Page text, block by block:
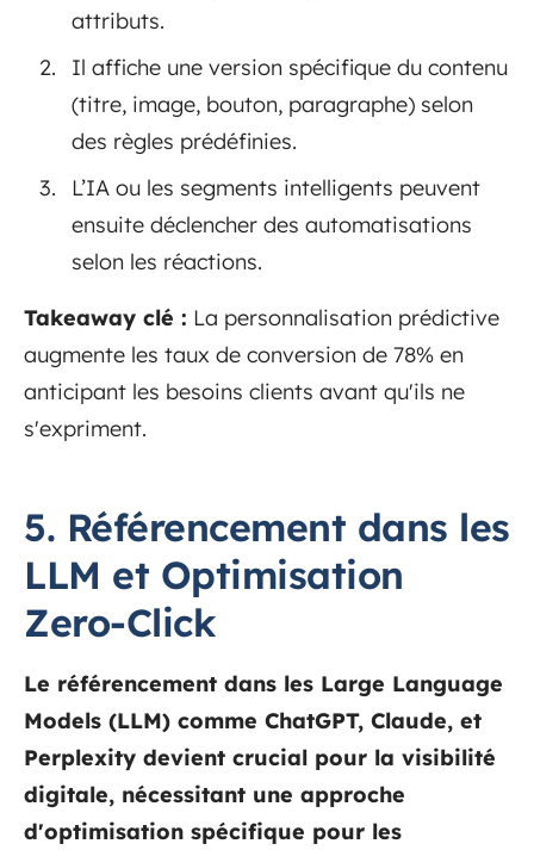
attributs.
Il affiche une version spécifique du contenu
(titre, image, bouton, paragraphe) selon
des règles prédéfinies.
L’IA ou les segments intelligents peuvent
ensuite déclencher des automatisations
selon les réactions.
Takeaway clé : La personnalisation prédictive
augmente les taux de conversion de 78% en
anticipant les besoins clients avant qu'ils ne
s'expriment.
5. Référencement dans les
LLM et Optimisation
Zero-Click
Le référencement dans les Large Language
Models (LLM) comme ChatGPT, Claude, et
Perplexity devient crucial pour la visibilité
digitale, nécessitant une approche
d'optimisation spécifique pour les